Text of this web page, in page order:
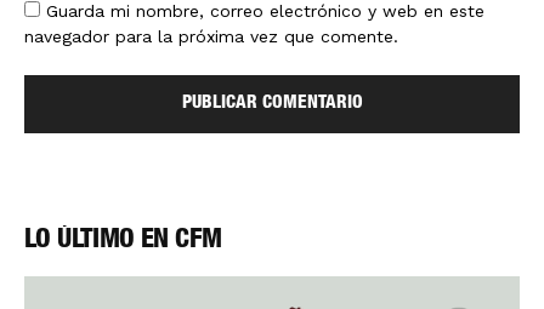
Guarda mi nombre, correo electrónico y web en este
navegador para la próxima vez que comente.
LO ÚLTIMO EN CFM